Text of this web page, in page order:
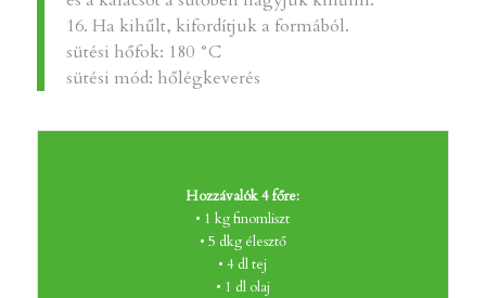
16. Ha kihűlt, kifordítjuk a formából.
sütési hőfok: 180 °C
sütési mód: hőlégkeverés
Hozzávalók 4 főre:
• 1 kg finomliszt
• 5 dkg élesztő
• 4 dl tej
• 1 dl olaj